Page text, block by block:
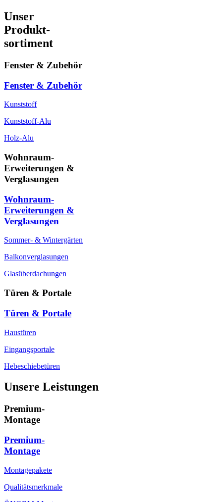
Unser
Produkt-
sortiment
Fenster & Zubehör
Fenster & Zubehör
Kunststoff
Kunststoff-Alu
Holz-Alu
Wohnraum-
Erweiterungen &
Verglasungen
Wohnraum-
Erweiterungen &
Verglasungen
Sommer- & Wintergärten
Balkonverglasungen
Glasüberdachungen
Türen & Portale
Türen & Portale
Haustüren
Eingangsportale
Hebeschiebetüren
Unsere Leistungen
Premium-
Montage
Premium-
Montage
Montagepakete
Qualitätsmerkmale